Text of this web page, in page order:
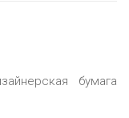
бумага